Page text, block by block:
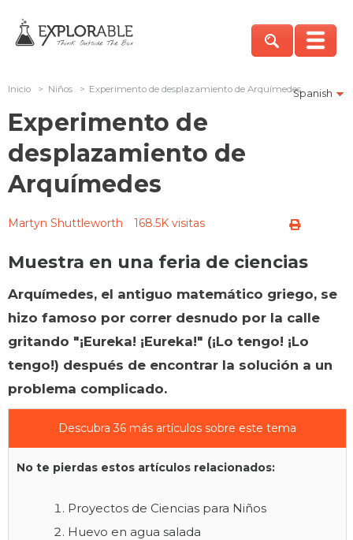
Spanish
Inicio > Niños > Experimento de desplazamiento de Arquímedes
Experimento de
desplazamiento de
Arquímedes
Martyn Shuttleworth 168.5K visitas
Muestra en una feria de ciencias
Arquímedes, el antiguo matemático griego, se
hizo famoso por correr desnudo por la calle
gritando "¡Eureka! ¡Eureka!" (¡Lo tengo! ¡Lo
tengo!) después de encontrar la solución a un
problema complicado.
Descubra 36 más artículos sobre este tema
No te pierdas estos artículos relacionados:
Proyectos de Ciencias para Niños
Huevo en agua salada